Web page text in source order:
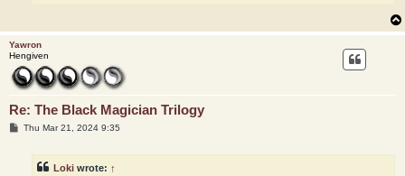
Yawron
Hengiven
Re: The Black Magician Trilogy
PThu Mar 21, 2024 9:35
Loki wrote: ↑